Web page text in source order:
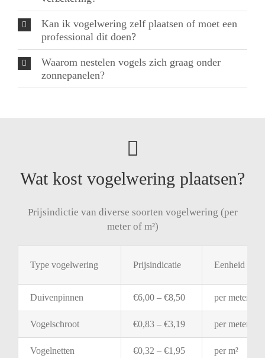
Kan ik vogelwering zelf plaatsen of moet een
professional dit doen?
Waarom nestelen vogels zich graag onder
zonnepanelen?
Wat kost vogelwering plaatsen?
Prijsindictie van diverse soorten vogelwering (per
meter of m²)
Type vogelwering Prijsindicatie Eenheid
Duivenpinnen €6,00 – €8,50 permeter
Vogelschroot €0,83 – €3,19 permeter
Vogelnetten €0,32 – €1,95 perm²